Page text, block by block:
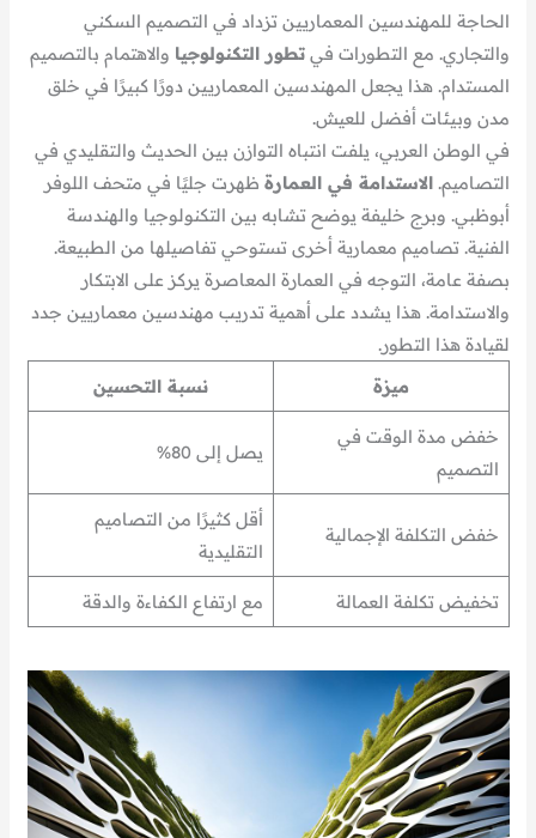
الحاجة للمهندسين المعماريين تزداد في التصميم السكني
والتجاري. مع التطورات فيتطور التكنولوجيا والاهتمام بالتصميم
المستدام. هذا يجعل المهندسين المعماريين دورًا كبيرًا في خلق
مدن وبيئات أفضل للعيش.
في الوطن العربي، يلفت انتباه التوازن بين الحديث والتقليدي في
التصاميم.الاستدامة في العمارة ظهرت جليًا في متحف اللوفر
أبوظبي. وبرج خليفة يوضح تشابه بين التكنولوجيا والهندسة
الفنية. تصاميم معمارية أخرى تستوحي تفاصيلها من الطبيعة.
بصفة عامة، التوجه في العمارة المعاصرة يركز على الابتكار
والاستدامة. هذا يشدد على أهمية تدريب مهندسين معماريين جدد
لقيادة هذا التطور.
ميزة
نسبة التحسين
خفض مدة الوقت في
التصميم
يصل إلى 80%
خفض التكلفة الإجمالية
أقل كثيرًا من التصاميم
التقليدية
تخفيض تكلفة العمالة مع ارتفاع الكفاءة والدقة